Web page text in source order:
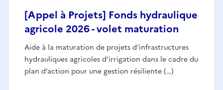
[Appel à Projets] Fonds hydraulique
agricole 2026 - volet maturation
Aide à la maturation de projets d’infrastructures
hydrauliques agricoles d’irrigation dans le cadre du
plan d’action pour une gestion résiliente (…)